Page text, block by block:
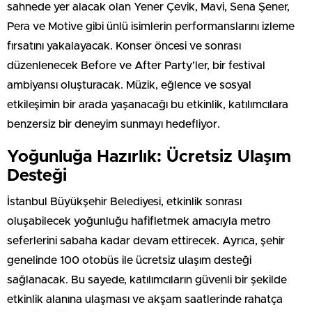
sahnede yer alacak olan Yener Çevik, Mavi, Sena Şener,
Pera ve Motive gibi ünlü isimlerin performanslarını izleme
fırsatını yakalayacak. Konser öncesi ve sonrası
düzenlenecek Before ve After Party’ler, bir festival
ambiyansı oluşturacak. Müzik, eğlence ve sosyal
etkileşimin bir arada yaşanacağı bu etkinlik, katılımcılara
benzersiz bir deneyim sunmayı hedefliyor.
Yoğunluğa Hazırlık: Ücretsiz Ulaşım
Desteği
İstanbul Büyükşehir Belediyesi, etkinlik sonrası
oluşabilecek yoğunluğu hafifletmek amacıyla metro
seferlerini sabaha kadar devam ettirecek. Ayrıca, şehir
genelinde 100 otobüs ile ücretsiz ulaşım desteği
sağlanacak. Bu sayede, katılımcıların güvenli bir şekilde
etkinlik alanına ulaşması ve akşam saatlerinde rahatça